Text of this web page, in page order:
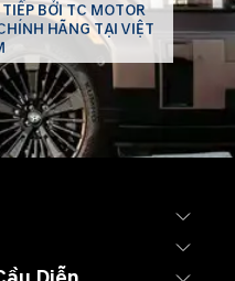
BỞI TC MOTOR
HÃNG TẠI VIỆT